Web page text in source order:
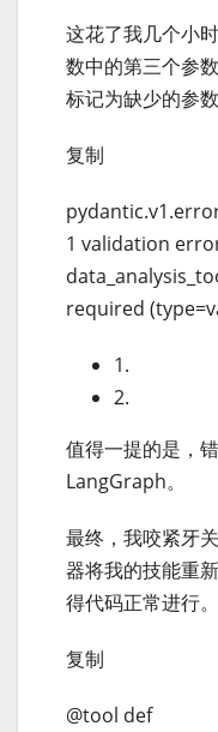
这花了我几个小
数中的第三个参
标记为缺少的参数
复制
1 validation
required
1.
2.
值得一提的是，
LangGraph。
最终，我咬紧牙
器将我的技能重
得代码正常进行。
复制
@tool def